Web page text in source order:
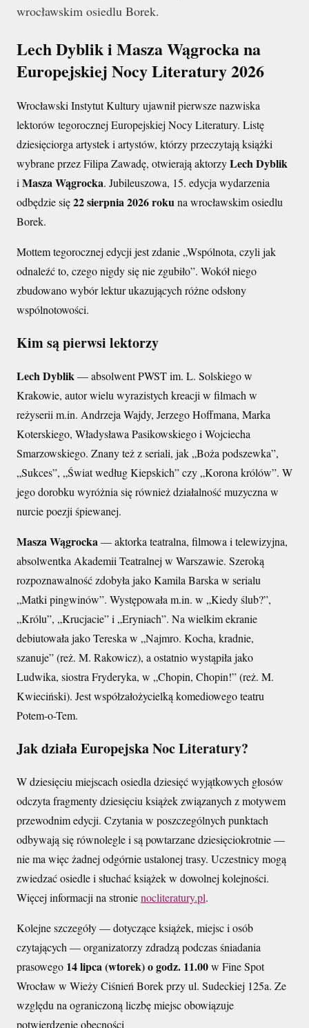
wrocławskim osiedlu Borek.
Lech Dyblik i Masza Wągrocka na
Europejskiej Nocy Literatury 2026
Wrocławski Instytut Kultury ujawnił pierwsze nazwiska
lektorów tegorocznej Europejskiej Nocy Literatury. Listę
dziesięciorga artystek i artystów, którzy przeczytają książki
wybrane przez Filipa Zawadę, otwierają aktorzyLech Dyblik
i Masza Wągrocka. Jubileuszowa, 15. edycja wydarzenia
odbędzie się22 sierpnia 2026 rokuna wrocławskim osiedlu
Borek.
Mottem tegorocznej edycji jest zdanie „Wspólnota, czyli jak
odnaleźć to, czego nigdy się nie zgubiło”. Wokół niego
zbudowano wybór lektur ukazujących różne odsłony
wspólnotowości.
Kim są pierwsi lektorzy
Lech Dyblik— absolwent PWST im. L. Solskiego w
Krakowie, autor wielu wyrazistych kreacji w filmach w
reżyserii m.in. Andrzeja Wajdy, Jerzego Hoffmana, Marka
Koterskiego, Władysława Pasikowskiego i Wojciecha
Smarzowskiego. Znany też z seriali, jak „Boża podszewka”,
„Sukces”, „Świat według Kiepskich” czy „Korona królów”. W
jego dorobku wyróżnia się również działalność muzyczna w
nurcie poezji śpiewanej.
Masza Wągrocka— aktorka teatralna, filmowa i telewizyjna,
absolwentka Akademii Teatralnej w Warszawie. Szeroką
rozpoznawalność zdobyła jako Kamila Barska w serialu
„Matki pingwinów”. Występowała m.in. w „Kiedy ślub?”,
„Królu”, „Krucjacie” i „Eryniach”. Na wielkim ekranie
debiutowała jako Tereska w „Najmro. Kocha, kradnie,
szanuje” (reż. M. Rakowicz), a ostatnio wystąpiła jako
Ludwika, siostra Fryderyka, w „Chopin, Chopin!” (reż. M.
Kwieciński). Jest współzałożycielką komediowego teatru
Potem-o-Tem.
Jak działa Europejska Noc Literatury?
W dziesięciu miejscach osiedla dziesięć wyjątkowych głosów
odczyta fragmenty dziesięciu książek związanych z motywem
przewodnim edycji. Czytania w poszczególnych punktach
odbywają się równolegle i są powtarzane dziesięciokrotnie —
nie ma więc żadnej odgórnie ustalonej trasy. Uczestnicy mogą
zwiedzać osiedle i słuchać książek w dowolnej kolejności.
Więcej informacji na stronienocliteratury.pl.
Kolejne szczegóły — dotyczące książek, miejsc i osób
czytających — organizatorzy zdradzą podczas śniadania
prasowego 14 lipca (wtorek) o godz. 11.00w Fine Spot
Wrocław w Wieży Ciśnień Borek przy ul. Sudeckiej 125a. Ze
względu na ograniczoną liczbę miejsc obowiązuje
potwierdzenie obecności